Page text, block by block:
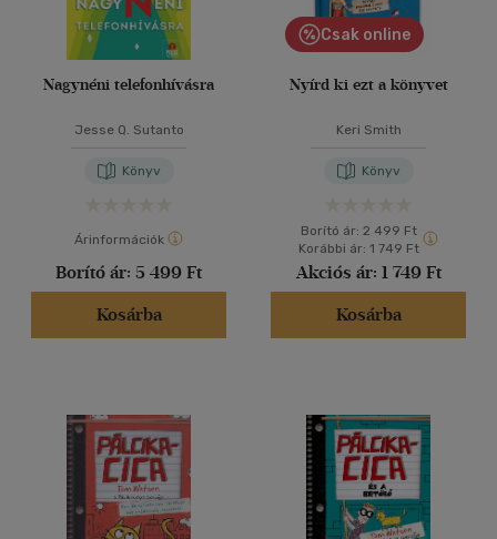
Nagynéni telefonhívásra
Jesse Q. Sutanto
Könyv
Árinformációk
Borító ár: 5 499 Ft
Kosárba
Csak online
Nyírd ki ezt a könyvet
Keri Smith
Könyv
Borító ár: 2 499 Ft
Korábbi ár: 1 749 Ft
Akciós ár: 1 749 Ft
Kosárba